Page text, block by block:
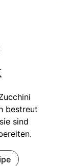
bestreut
sind